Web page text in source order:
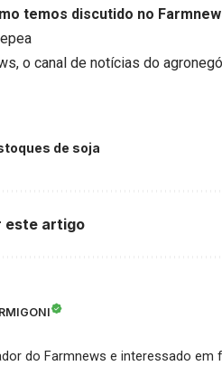
temos discutido no
, o canal de notícias do
de soja
este artigo
do Farmnews e interessado